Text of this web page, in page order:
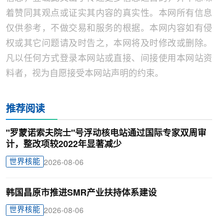
着赞同其观点或证实其内容的真实性。本网所有信息
仅供参考，不做交易和服务的根据。本网内容如有侵
权或其它问题请及时告之，本网将及时修改或删除。
凡以任何方式登录本网站或直接、间接使用本网站资
料者，视为自愿接受本网站声明的约束。
推荐阅读
"罗蒙诺索夫院士"号浮动核电站通过国际专家双周审
计，整改项较2022年显著减少
世界核能 2026-08-06
韩国昌原市推进SMR产业扶持体系建设
世界核能 2026-08-06